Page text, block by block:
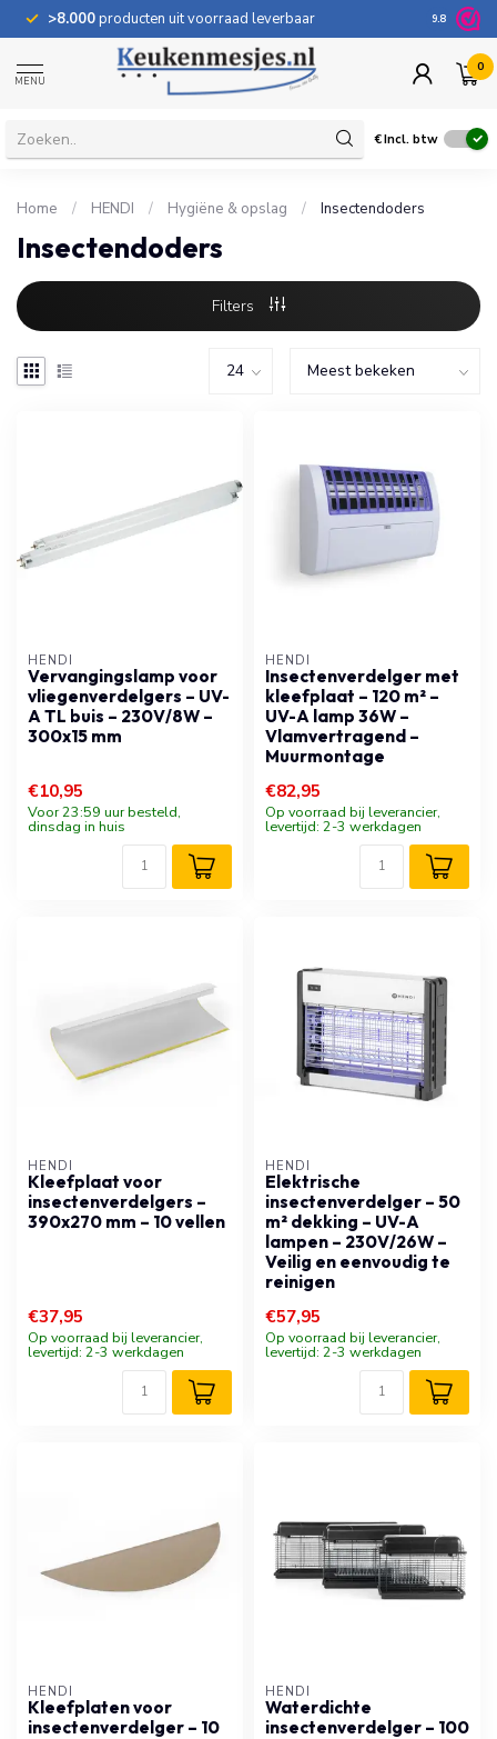
>8.000producten uit voorraad leverbaar 100
9.8
MENU
0
€Incl. btw
Home / HENDI / Hygiëne & opslag / Insectendoders
Insectendoders
Filters
HENDI
Vervangingslamp voor
vliegenverdelgers – UV-
A TL buis – 230V/8W –
300x15 mm
€10,95
Voor 23:59 uur besteld,
dinsdag in huis
HENDI
Insectenverdelger met
kleefplaat – 120 m² –
UV-A lamp 36W –
Vlamvertragend –
Muurmontage
€82,95
Op voorraad bij leverancier,
levertijd: 2-3 werkdagen
HENDI
Kleefplaat voor
insectenverdelgers –
390x270 mm – 10 vellen
€37,95
Op voorraad bij leverancier,
levertijd: 2-3 werkdagen
HENDI
Elektrische
insectenverdelger – 50
m² dekking – UV-A
lampen – 230V/26W –
Veilig en eenvoudig te
reinigen
€57,95
Op voorraad bij leverancier,
levertijd: 2-3 werkdagen
HENDI
Kleefplaten voor
insectenverdelger – 10
HENDI
Waterdichte
insectenverdelger – 100